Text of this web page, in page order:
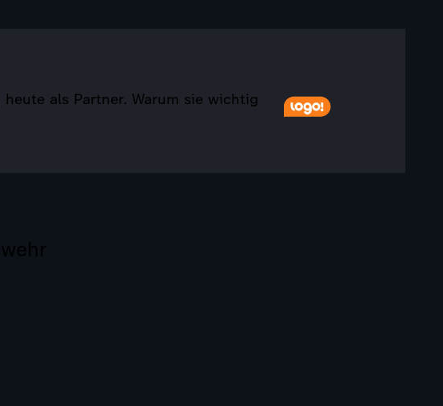
als Partner. Warum sie wichtig